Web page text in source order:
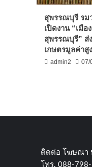
เป็น
ฐาน
สั่ง
การ
เอี่ยว
เว็บ
พนัน
สุพรรณบุรี รม
เปิดงาน “เมือ
สุพรรณบุรี” ส่
เกษตรมูลค่าสูง
admin2 07/
ติดต่อ​ โฆษณา​
โทร​. 088-